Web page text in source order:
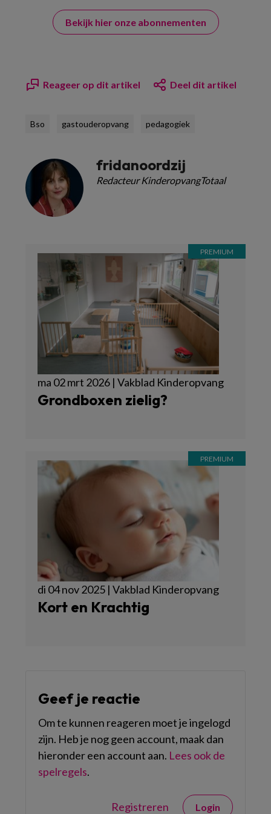
Bekijk hier onze abonnementen
Reageer op dit artikel Deel dit artikel
Bso gastouderopvang pedagogiek
fridanoordzij
Redacteur KinderopvangTotaal
ma 02 mrt 2026 | Vakblad Kinderopvang
Grondboxen zielig?
di 04 nov 2025 | Vakblad Kinderopvang
Kort en Krachtig
Geef je reactie
Om te kunnen reageren moet je ingelogd
zijn. Heb je nog geen account, maak dan
hieronder een account aan. Lees ook de
spelregels.
Registreren Login